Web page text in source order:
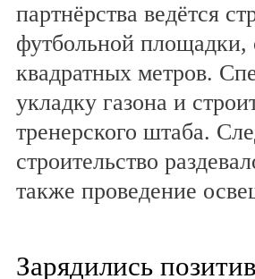
партнёрства ведётся
футбольной
квадратных метров.
укладку газона и
тренерского штаба.
строительство
также проведение
Зарядились